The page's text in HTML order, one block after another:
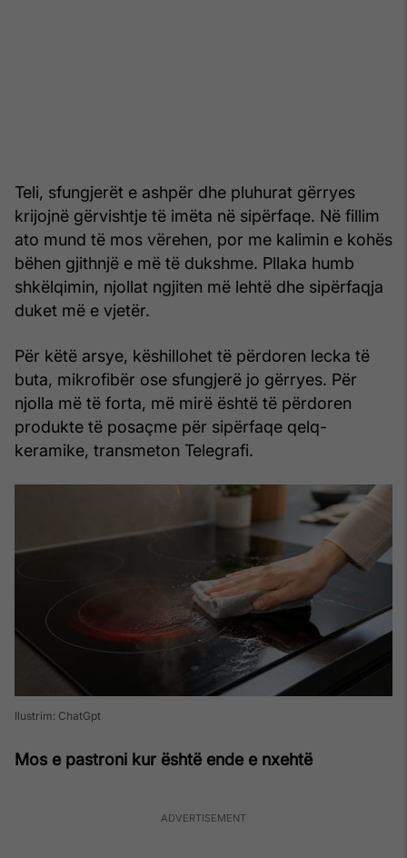
Teli, sfungjerët e ashpër dhe pluhurat gërryes
krijojnë gërvishtje të imëta në sipërfaqe. Në fillim
ato mund të mos vërehen, por me kalimin e kohës
bëhen gjithnjë e më të dukshme. Pllaka humb
shkëlqimin, njollat ngjiten më lehtë dhe sipërfaqja
duket më e vjetër.
Për këtë arsye, këshillohet të përdoren lecka të
buta, mikrofibër ose sfungjerë jo gërryes. Për
njolla më të forta, më mirë është të përdoren
produkte të posaçme për sipërfaqe qelq-
keramike, transmeton Telegrafi.
Ilustrim: ChatGpt
Mos e pastroni kur është ende e nxehtë